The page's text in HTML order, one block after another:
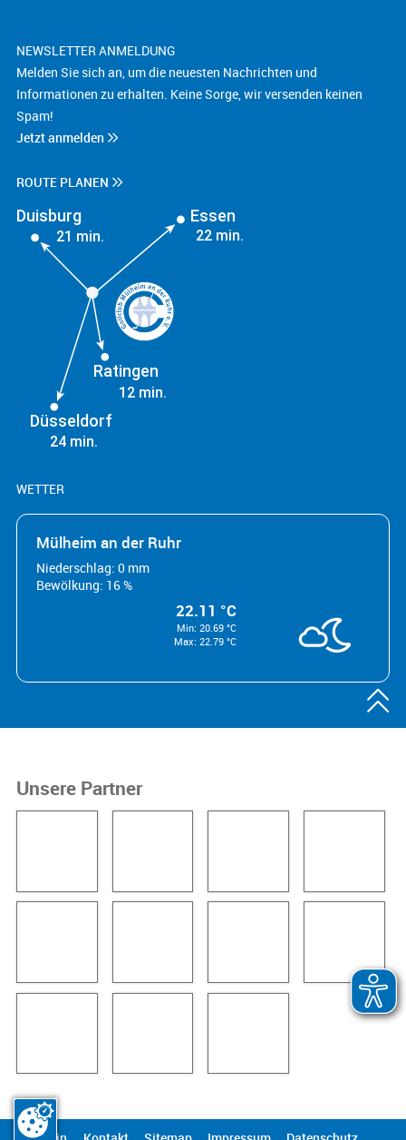
NEWSLETTER ANMELDUNG
Melden Sie sich an, um die neuesten Nachrichten und
Informationen zu erhalten. Keine Sorge, wir versenden keinen
Spam!
Jetzt anmelden
ROUTE PLANEN
Ratingen
Düsseldorf
Essen
Duisburg
21 min. 22 min.
12 min.
24 min.
WETTER
Mülheim an der Ruhr
Niederschlag: 0 mm
Bewölkung: 16 %
22.11 °C
Min: 20.69 °C
Max: 22.79 °C

Unsere Partner